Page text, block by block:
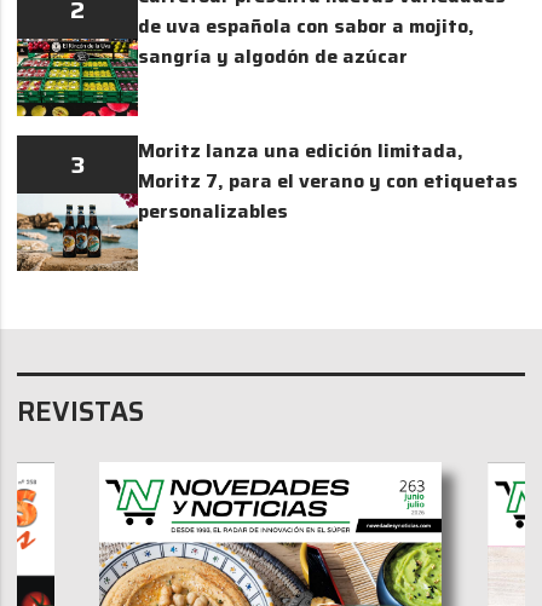
2
de uva española con sabor a mojito,
sangría y algodón de azúcar
3
Moritz lanza una edición limitada,
Moritz 7, para el verano y con etiquetas
personalizables
REVISTAS